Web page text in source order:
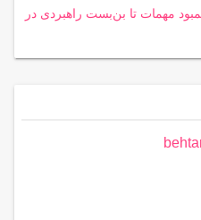
مهمات تا بن‌بست راهبردی در